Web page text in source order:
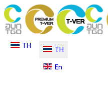
TH
TH
En